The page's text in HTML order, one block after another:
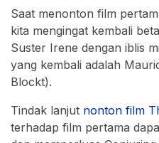
Saat menonton film
kita mengingat kembali
Suster Irene dengan iblis
yang kembali adalah
Blockt).
Tindak lanjut nonton film
terhadap film pertama